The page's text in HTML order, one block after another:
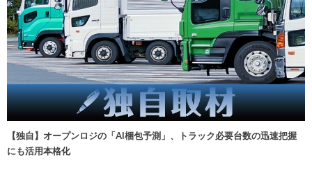
【独自】オープンロジの「AI梱包予測」、トラック必要台数の迅速把握
にも活用本格化